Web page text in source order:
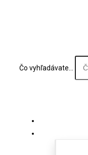
Čo vyhľadávate...